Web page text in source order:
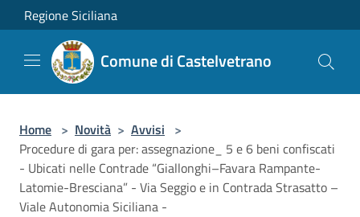
Salta al contenuto principale
Regione Siciliana
Comune di Castelvetrano
Home > Novità > Avvisi >
Procedure di gara per: assegnazione_ 5 e 6 beni confiscati
- Ubicati nelle Contrade “Giallonghi–Favara Rampante-
Latomie-Bresciana” - Via Seggio e in Contrada Strasatto –
Viale Autonomia Siciliana -